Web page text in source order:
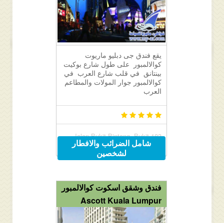
يقع فندق جى دبليو ماريوت
كوالالمبور على طول شارع بوكيت
بينتانق في قلب شارع العرب في
كوالالمبور جوار المولات والمطاعم
العرب
183 Jalan Bukit Bintang, Bukit
Bintang, Kuala Lumpur, Malaysia
شامل الضرائب والافطار
لشخصين
فندق وشقق اسكوت كوالالمبور
Ascott Kuala Lumpur